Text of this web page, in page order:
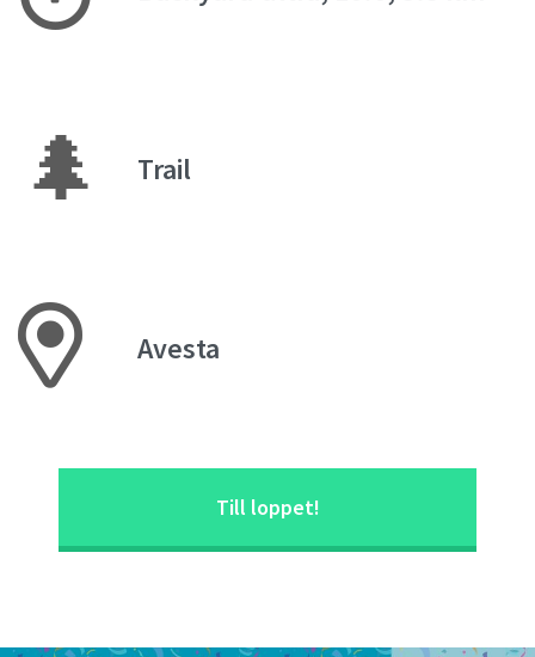
🌲 Trail
Avesta
Till loppet!